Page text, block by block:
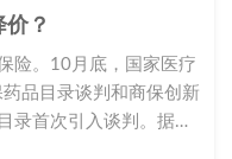
？
险。10月底，国家医疗
品目录谈判和商保创新
录首次引入谈判。据现